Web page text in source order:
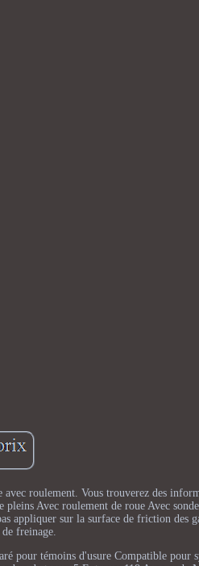
roulement. Vous trouverez des
Avec roulement de roue Avec
appliquer sur la surface de friction des
freinage.
pour témoins d'usure Compatible pour